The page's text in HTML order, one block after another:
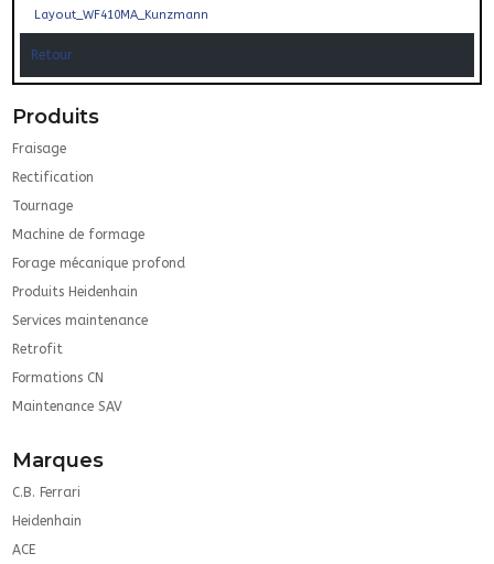
Layout_WF410MA_Kunzmann
Retour
Produits
Fraisage
Rectification
Tournage
Machine de formage
Forage mécanique profond
Produits Heidenhain
Services maintenance
Retrofit
Formations CN
Maintenance SAV
Marques
C.B. Ferrari
Heidenhain
ACE